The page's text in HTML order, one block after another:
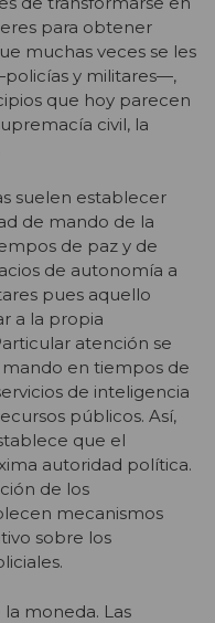
para obtener
muchas veces se les
y militares—,
que hoy parecen
civil, la
suelen establecer
de mando de la
de paz y de
de autonomía a
pues aquello
a la propia
atención se
en tiempos de
de inteligencia
públicos. Así,
que el
autoridad política.
de los
mecanismos
sobre los
moneda. Las